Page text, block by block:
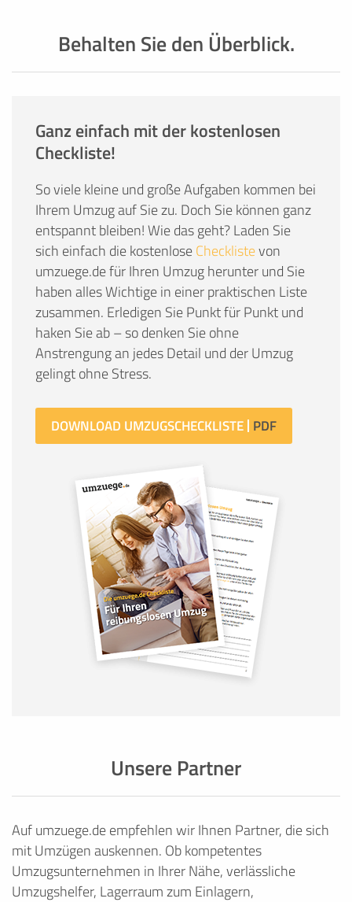
Behalten Sie den Überblick.
Ganz einfach mit der kostenlosen
Checkliste!
So viele kleine und große Aufgaben kommen bei
Ihrem Umzug auf Sie zu. Doch Sie können ganz
entspannt bleiben! Wie das geht? Laden Sie
sich einfach die kostenloseChecklistevon
umzuege.de für Ihren Umzug herunter und Sie
haben alles Wichtige in einer praktischen Liste
zusammen. Erledigen Sie Punkt für Punkt und
haken Sie ab – so denken Sie ohne
Anstrengung an jedes Detail und der Umzug
gelingt ohne Stress.
DOWNLOAD UMZUGSCHECKLISTE
Unsere Partner
Auf umzuege.de empfehlen wir Ihnen Partner, die sich
mit Umzügen auskennen. Ob kompetentes
Umzugsunternehmen in Ihrer Nähe, verlässliche
Umzugshelfer, Lagerraum zum Einlagern,